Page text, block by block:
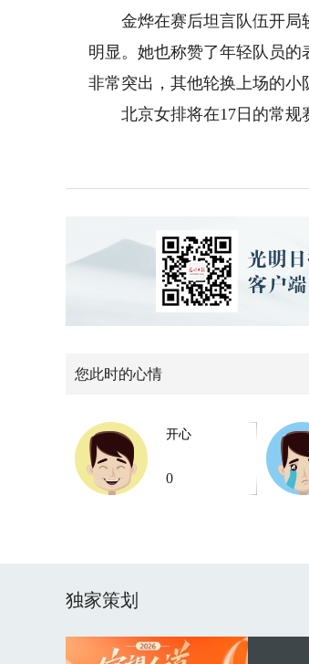
金烨在赛后坦言队伍开局
明显。她也称赞了年轻队员
非常突出，其他轮换上场的小
北京女排将在17日的常规
您此时的心情
开心
0
独家策划